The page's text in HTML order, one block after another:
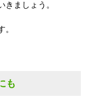
きましょう。
。
も